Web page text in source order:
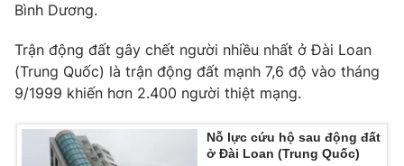
Cơ quan chủ quản:
Cơ quan báo chí:Thời báo VTV
Giấy phép hoạt động báo in và báo điện tử số 483/GP-BTTTT
cấp ngày 29/12/2023
Phó Tổng Biên tập:
Nguyễn Thị Mỹ Hạnh, Phạm Quốc Thắng,
Nguyễn Trọng Ninh
Bình Dương.
Trận động đất gây chết người nhiều nhất ở Đài Loan
(Trung Quốc) là trận động đất mạnh 7,6 độ vào tháng
9/1999 khiến hơn 2.400 người thiệt mạng.
Nỗ lực cứu hộ sau động đất
ở Đài Loan (Trung Quốc)